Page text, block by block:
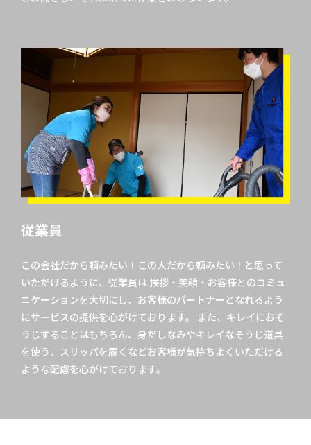
従業員
この会社だから頼みたい！この人だから頼みたい！と思って
いただけるように、従業員は 挨拶・笑顔・お客様とのコミュ
ニケーションを大切にし、お客様のパートナーとなれるよう
にサービスの提供を心がけております。 また、キレイにおそ
うじすることはもちろん、身だしなみやキレイなそうじ道具
を使う、スリッパを履くなどお客様が気持ちよくいただける
ような配慮を心がけております。